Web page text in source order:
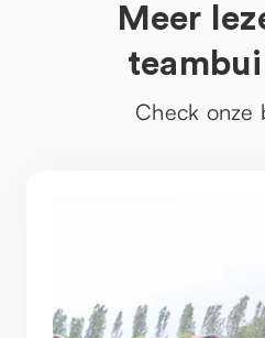
Meer
Check onze